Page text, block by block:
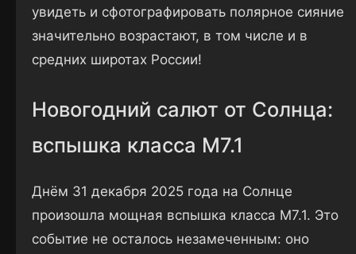
увидеть и сфотографировать полярное сияние
значительно возрастают, в том числе и в
средних широтах России!
Новогодний салют от Солнца:
вспышка класса M7.1
Днём 31 декабря 2025 года на Солнце
произошла мощная вспышка класса M7.1. Это
событие не осталось незамеченным: оно